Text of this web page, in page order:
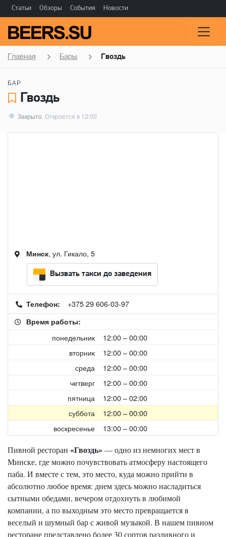
Статьи Обзоры События Новости
Главная Бары Гвоздь
БАР
Гвоздь
Закрыто . Откроется в 12:00
Пивной ресторан «Гвоздь»— одно из немногих мест в
Минске, где можно почувствовать атмосферу настоящего
паба. И вместе с тем, это место, куда можно прийти в
абсолютно любое время: днем здесь можно насладиться
сытными обедами, вечером отдохнуть в любимой
компании, а по выходным это место превращается в
веселый и шумный бар с живой музыкой. В нашем пивном
ресторане представлено более 30 сортов разливного и
Минск, ул. Гикало, 5
Вызвать такси до заведения
Телефон: +375 29 606-03-97
Время работы:
понедельник
12:00 – 00:00
вторник
12:00 – 00:00
среда
12:00 – 00:00
четверг
12:00 – 00:00
пятница
12:00 – 02:00
суббота
12:00 – 00:00
воскресенье
13:00 – 00:00